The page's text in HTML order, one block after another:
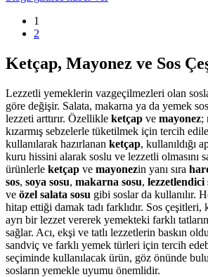
1
2
Ketçap, Mayonez ve Sos
Lezzetli yemeklerin vazgeçilmezleri olan
göre değişir. Salata, makarna ya da yemek
lezzeti arttırır. Özellikle ketçap ve mayonez;
kızarmış sebzelerle tüketilmek için tercih
kullanılarak hazırlanan ketçap, kullanıldığı
kuru hissini alarak soslu ve lezzetli olmasını
ürünlerle ketçap ve mayonezin yanı sıra
sos, soya sosu, makarna sosu, lezzetlendici
ve özel salata sosu gibi soslar da kullanılır.
hitap ettiği damak tadı farklıdır. Sos çeşitleri,
ayrı bir lezzet vererek yemekteki farklı tatların
sağlar. Acı, ekşi ve tatlı lezzetlerin baskın
sandviç ve farklı yemek türleri için tercih
seçiminde kullanılacak ürün, göz önünde
sosların yemekle uyumu önemlidir.